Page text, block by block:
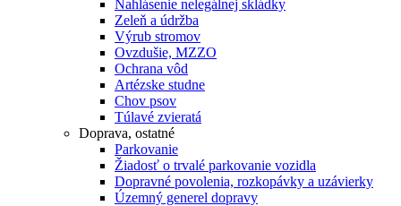
Nahlásenie nelegálnej skládky
Zeleň a údržba
Výrub stromov
Ovzdušie, MZZO
Ochrana vôd
Artézske studne
Chov psov
Túlavé zvieratá
Doprava, ostatné
Parkovanie
Žiadosť o trvalé parkovanie vozidla
Dopravné povolenia, rozkopávky a uzávierky
Územný generel dopravy